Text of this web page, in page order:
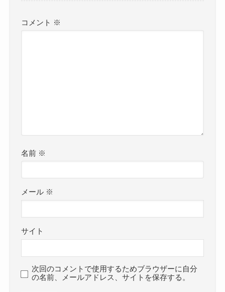
コメント ※
名前 ※
メール ※
サイト
次回のコメントで使用するためブラウザーに自分
の名前、メールアドレス、サイトを保存する。